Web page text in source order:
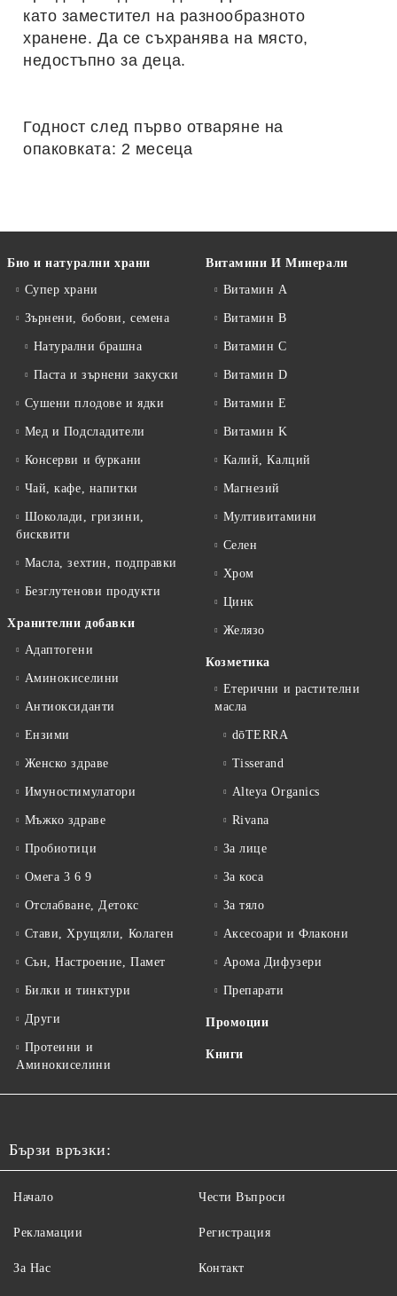
като заместител на разнообразното
хранене. Да се съхранява на място,
недостъпно за деца.
Годност след първо отваряне на
опаковката: 2 месеца
Био и натурални храни
Супер храни
Зърнени, бобови, семена
Натурални брашна
Паста и зърнени закуски
Сушени плодове и ядки
Мед и Подсладители
Консерви и буркани
Чай, кафе, напитки
Шоколади, гризини,
бисквити
Масла, зехтин, подправки
Безглутенови продукти
Хранителни добавки
Адаптогени
Аминокиселини
Антиоксиданти
Ензими
Женско здраве
Имуностимулатори
Мъжко здраве
Пробиотици
Омега 3 6 9
Отслабване, Детокс
Стави, Хрущяли, Колаген
Сън, Настроение, Памет
Билки и тинктури
Други
Протеини и
Аминокиселини
Витамини И Минерали
Витамин А
Витамин B
Витамин C
Витамин D
Витамин E
Витамин K
Калий, Калций
Магнезий
Мултивитамини
Селен
Хром
Цинк
Желязо
Козметика
Етерични и растителни
масла
dōTERRA
Tisserand
Alteya Organics
Rivana
За лице
За коса
За тяло
Аксесоари и Флакони
Арома Дифузери
Препарати
Промоции
Книги
Бързи връзки:
Начало
Рекламации
За Нас
Чести Въпроси
Регистрация
Контакт